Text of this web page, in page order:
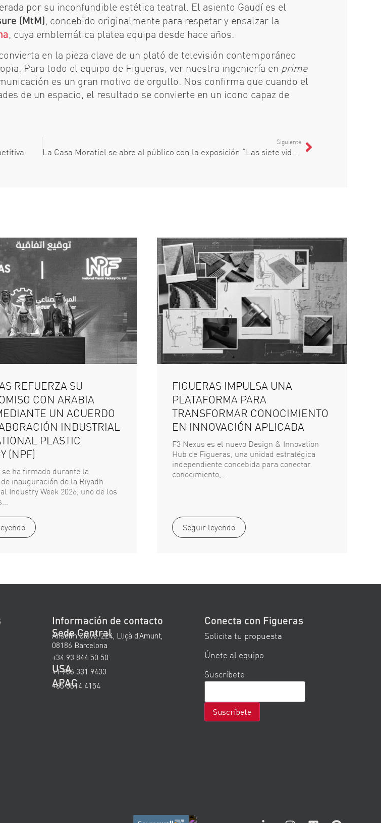
por su inconfundible estética teatral. El asiento Gaudí es el
(MtM), concebido originalmente para respetar y ensalzar la
, cuya emblemática platea equipa desde hace años.
en la pieza clave de un plató de televisión contemporáneo
Para todo el equipo de Figueras, ver nuestra ingeniería en prime
es un gran motivo de orgullo. Nos confirma que cuando el
de un espacio, el resultado se convierte en un icono capaz de
Siguiente
REFUERZA SU
CON ARABIA
UN ACUERDO
INDUSTRIAL
PLASTIC
(NPF)
se ha firmado durante la
inauguración de la Riyadh
Industry Week 2026, uno de los
FIGUERAS IMPULSA UNA
PLATAFORMA PARA
TRANSFORMAR CONOCIMIENTO
EN INNOVACIÓN APLICADA
F3 Nexus es el nuevo Design & Innovation
Hub de Figueras, una unidad estratégica
independiente concebida para conectar
conocimiento,...
Seguir leyendo
Información de contacto
Sede Central
Anselm Clavé, 224, Lliçà d’Amunt,
08186 Barcelona
+34 93 844 50 50
USA
+1 786 331 9433
APAC
+65 6514 4154
Conecta con Figueras
Solicita tu propuesta
Únete al equipo
Suscríbete